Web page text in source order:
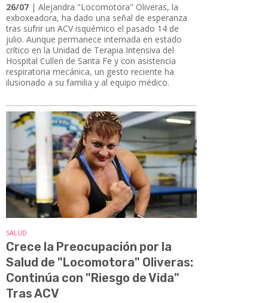
26/07 | Alejandra "Locomotora" Oliveras, la
exboxeadora, ha dado una señal de esperanza
tras sufrir un ACV isquémico el pasado 14 de
julio. Aunque permanece internada en estado
crítico en la Unidad de Terapia Intensiva del
Hospital Cullen de Santa Fe y con asistencia
respiratoria mecánica, un gesto reciente ha
ilusionado a su familia y al equipo médico.
SALUD
Crece la Preocupación por la
Salud de "Locomotora" Oliveras:
Continúa con "Riesgo de Vida"
Tras ACV